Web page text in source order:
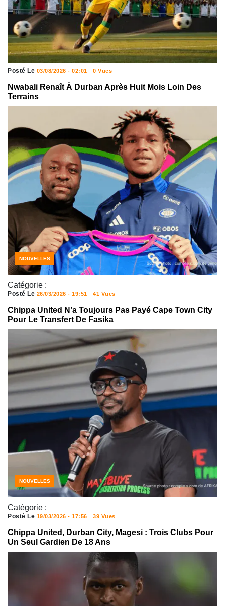
Posté Le 03/08/2026 - 02:01 0 Vues
Nwabali Renaît À Durban Après Huit Mois Loin Des
Terrains
Catégorie :
NOUVELLES
Posté Le 26/03/2026 - 19:51 41 Vues
Chippa United N’a Toujours Pas Payé Cape Town City
Pour Le Transfert De Fasika
Catégorie :
NOUVELLES
Posté Le 19/03/2026 - 17:56 39 Vues
Chippa United, Durban City, Magesi : Trois Clubs Pour
Un Seul Gardien De 18 Ans